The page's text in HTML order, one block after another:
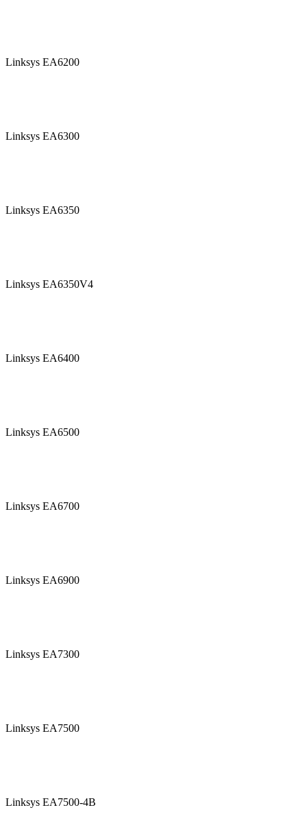
Linksys EA6200
Linksys EA6300
Linksys EA6350
Linksys EA6350V4
Linksys EA6400
Linksys EA6500
Linksys EA6700
Linksys EA6900
Linksys EA7300
Linksys EA7500
Linksys EA7500-4B